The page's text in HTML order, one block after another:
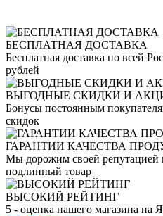
БЕСПЛАТНАЯ ДОСТАВКА
Бесплатная доставка по всей
рублей
ВЫГОДНЫЕ СКИДКИ И
Бонусы постоянным
скидок
ГАРАНТИИ КАЧЕСТВА
Мы дорожим своей репутацией
подлинный товар
ВЫСОКИЙ РЕЙТИНГ
5 - оценка нашего магазина на